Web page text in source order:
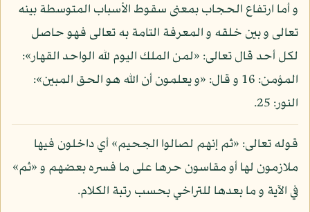
و أما ارتفاع الحجاب بمعنى سقوط الأسباب المتوسطة بينه
تعالى و بين خلقه و المعرفة التامة به تعالى فهو حاصل
لكل أحد قال تعالى: «لمن الملك اليوم لله الواحد القهار»:
المؤمن: 16 و قال: «و يعلمون أن الله هو الحق المبين»:
النور: 25.
قوله تعالى: «ثم إنهم لصالوا الجحيم» أي داخلون فيها
ملازمون لها أو مقاسون حرها على ما فسره بعضهم و «ثم»
في الآية و ما بعدها للتراخي بحسب رتبة الكلام.